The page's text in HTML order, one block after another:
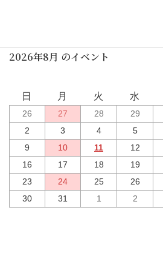
2026年8月 のイベント
日 月 火 水
26 27 28 29
2
3 4 5
9
10 11 12
16
17 18 19
23
24 25 26
30
31 1 2